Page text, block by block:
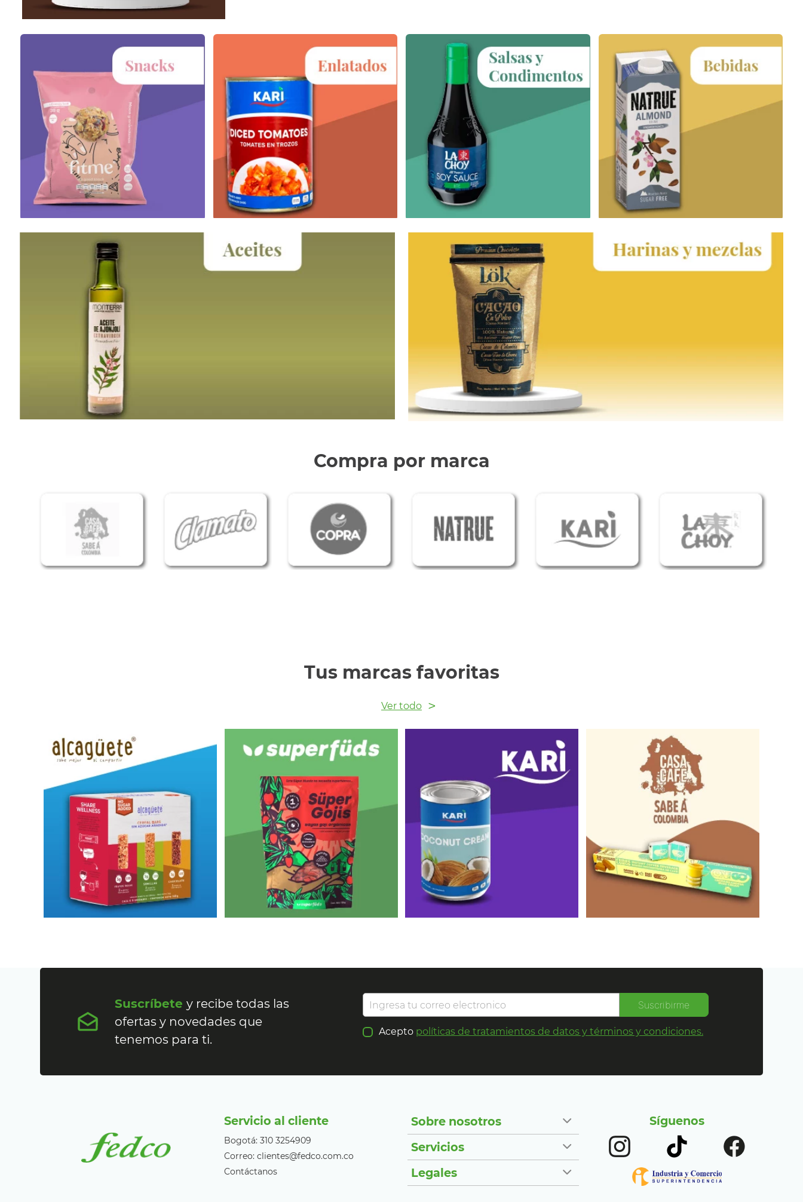
Compra por marca
Tus marcas favoritas
Ver todo
Suscríbetey recibe todas las
ofertas y novedades que
tenemos para ti.
Suscribirme
Acepto políticas de tratamientos de datos y términos y condiciones.
Servicio al cliente
Bogotá: 310 3254909
Correo: clientes@fedco.com.co
Contáctanos
Sobre nosotros
Servicios
Legales
Síguenos